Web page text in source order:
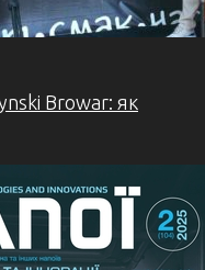
Browar: як